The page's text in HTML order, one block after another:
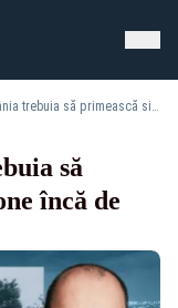
Marius Tucă: România trebuia să primească sisteme anti-drone încă de anul trecut
să
încă de